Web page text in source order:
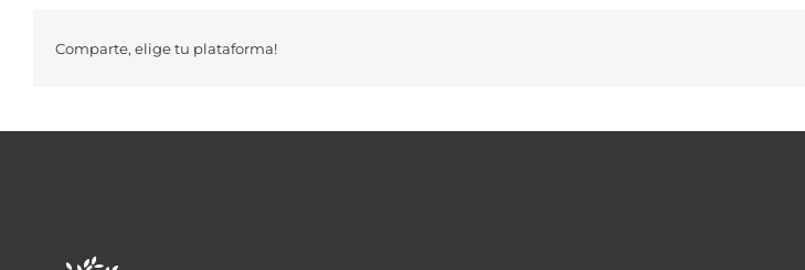
Comparte, elige tu plataforma!